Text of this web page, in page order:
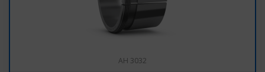
AH 3032